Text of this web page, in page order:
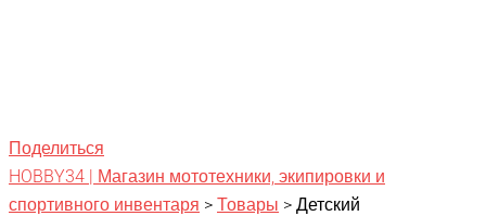
Поделиться
HOBBY34 | Магазин мототехники, экипировки и
спортивного инвентаря > Товары > Детский